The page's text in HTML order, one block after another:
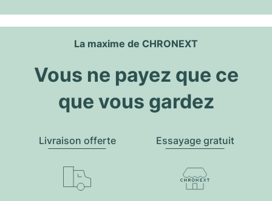
La maxime de CHRONEXT
Vous ne payez que ce
que vous gardez
Livraison offerte Essayage gratuit